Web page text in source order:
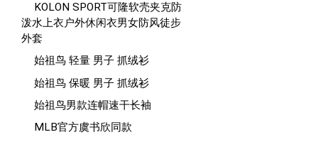
KOLON SPORT可隆软壳夹克防
泼水上衣户外休闲衣男女防风徒步
外套
始祖鸟 轻量 男子 抓绒衫
始祖鸟 保暖 男子 抓绒衫
始祖鸟男款连帽速干长袖
MLB官方虞书欣同款